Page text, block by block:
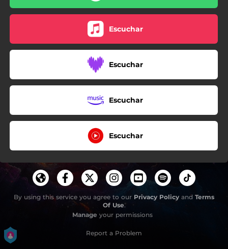
Escuchar
Escuchar
Escuchar
Escuchar
By using this service you agree to our Privacy Policy and Terms
Of Use.
Manage your permissions
Report a Problem